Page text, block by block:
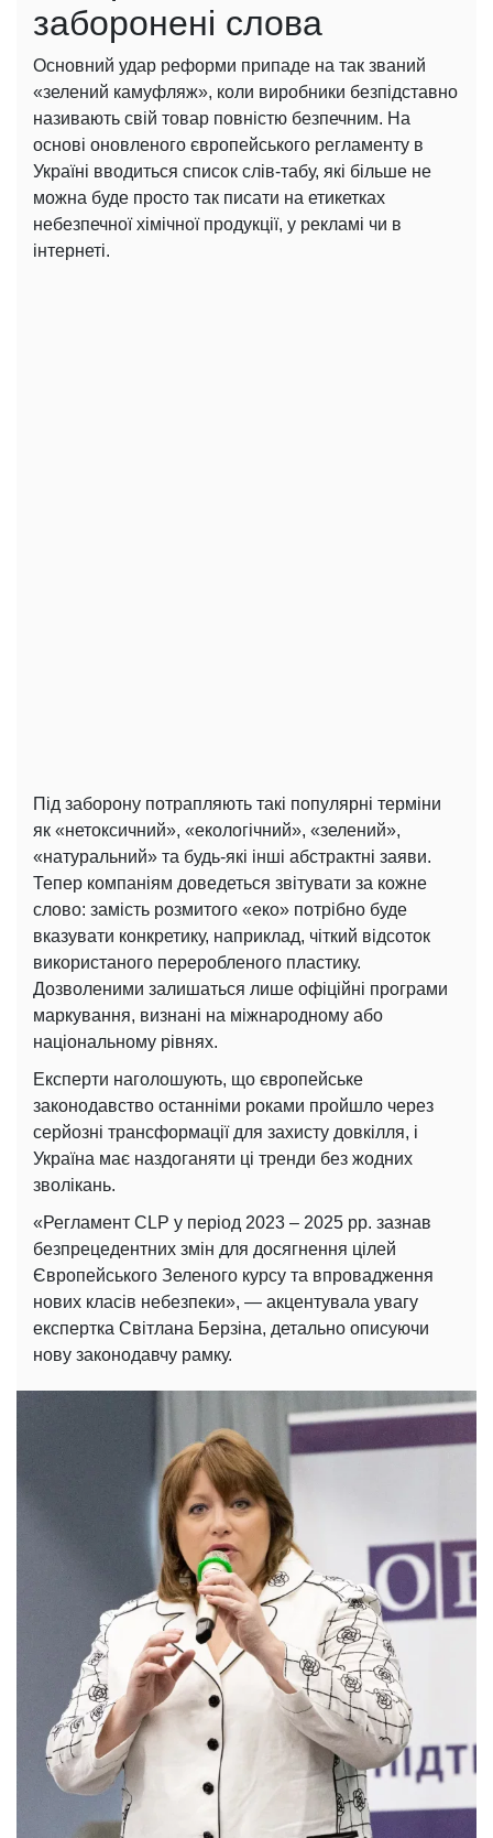
заборонені слова
Основний удар реформи припаде на так званий
«зелений камуфляж», коли виробники безпідставно
називають свій товар повністю безпечним. На
основі оновленого європейського регламенту в
Україні вводиться список слів-табу, які більше не
можна буде просто так писати на етикетках
небезпечної хімічної продукції, у рекламі чи в
інтернеті.
Під заборону потрапляють такі популярні терміни
як «нетоксичний», «екологічний», «зелений»,
«натуральний» та будь-які інші абстрактні заяви.
Тепер компаніям доведеться звітувати за кожне
слово: замість розмитого «еко» потрібно буде
вказувати конкретику, наприклад, чіткий відсоток
використаного переробленого пластику.
Дозволеними залишаться лише офіційні програми
маркування, визнані на міжнародному або
національному рівнях.
Експерти наголошують, що європейське
законодавство останніми роками пройшло через
серйозні трансформації для захисту довкілля, і
Україна має наздоганяти ці тренди без жодних
зволікань.
«Регламент CLP у період 2023 – 2025 рр. зазнав
безпрецедентних змін для досягнення цілей
Європейського Зеленого курсу та впровадження
нових класів небезпеки», — акцентувала увагу
експертка Світлана Берзіна, детально описуючи
нову законодавчу рамку.